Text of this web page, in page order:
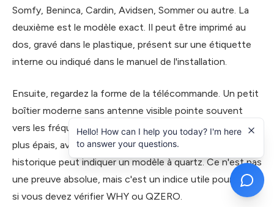
Somfy, Beninca, Cardin, Avidsen, Sommer ou autre. La
deuxième est le modèle exact. Il peut être imprimé au
dos, gravé dans le plastique, présent sur une étiquette
interne ou indiqué dans le manuel de l'installation.
Ensuite, regardez la forme de la télécommande. Un petit
boîtier moderne sans antenne visible pointe souvent
vers les fréquences 433-868 MHz. Un boîtier ancien,
plus épais, avec antenne métallique ou référence
historique peut indiquer un modèle à quartz. Ce n'est pas
une preuve absolue, mais c'est un indice utile pour savoir
si vous devez vérifier WHY ou QZERO.
Hello! How can I help you today? I'm here
to answer your questions.